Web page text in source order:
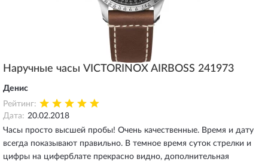
Наручные часы VICTORINOX AIRBOSS 241973
Денис
Рейтинг:
Дата: 20.02.2018
Часы просто высшей пробы! Очень качественные. Время и дату
всегда показывают правильно. В темное время суток стрелки и
цифры на циферблате прекрасно видно, дополнительная